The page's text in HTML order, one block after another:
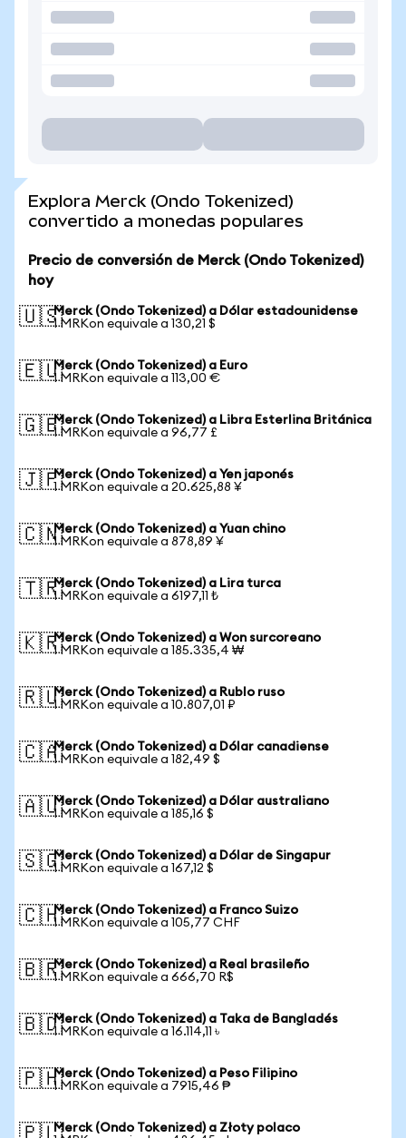
Explora Merck (Ondo Tokenized)
convertido a monedas populares
Precio de conversión de Merck (Ondo Tokenized)
hoy
🇺🇸Merck (Ondo Tokenized) a Dólar estadounidense
1 MRKon equivale a 130,21 $
🇪🇺Merck (Ondo Tokenized) a Euro
1 MRKon equivale a 113,00 €
🇬🇧Merck (Ondo Tokenized) a Libra Esterlina Británica
1 MRKon equivale a 96,77 £
🇯🇵Merck (Ondo Tokenized) a Yen japonés
1 MRKon equivale a 20.625,88 ¥
🇨🇳Merck (Ondo Tokenized) a Yuan chino
1 MRKon equivale a 878,89 ¥
🇹🇷Merck (Ondo Tokenized) a Lira turca
1 MRKon equivale a 6197,11 ₺
🇰🇷Merck (Ondo Tokenized) a Won surcoreano
1 MRKon equivale a 185.335,4 ₩
🇷🇺Merck (Ondo Tokenized) a Rublo ruso
1 MRKon equivale a 10.807,01 ₽
🇨🇦Merck (Ondo Tokenized) a Dólar canadiense
1 MRKon equivale a 182,49 $
🇦🇺Merck (Ondo Tokenized) a Dólar australiano
1 MRKon equivale a 185,16 $
🇸🇬Merck (Ondo Tokenized) a Dólar de Singapur
1 MRKon equivale a 167,12 $
🇨🇭Merck (Ondo Tokenized) a Franco Suizo
1 MRKon equivale a 105,77 CHF
🇧🇷Merck (Ondo Tokenized) a Real brasileño
1 MRKon equivale a 666,70 R$
🇧🇩Merck (Ondo Tokenized) a Taka de Bangladés
1 MRKon equivale a 16.114,11 ৳
🇵🇭Merck (Ondo Tokenized) a Peso Filipino
1 MRKon equivale a 7915,46 ₱
Merck (Ondo Tokenized) a Złoty polaco